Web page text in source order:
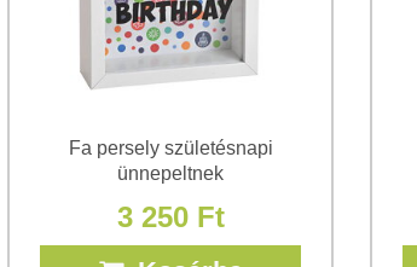
Fa persely születésnapi
ünnepeltnek
3 250 Ft